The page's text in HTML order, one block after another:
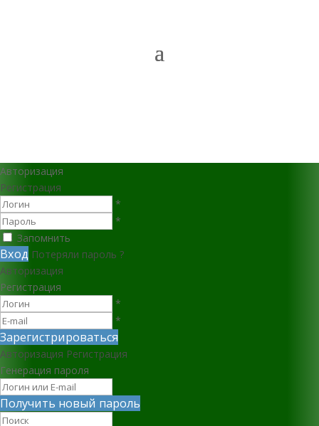
Авторизация
Регистрация
*
*
Запомнить
Вход Потеряли пароль ?
Авторизация
Регистрация
*
*
Зарегистрироваться
Авторизация Регистрация
Генерация пароля
Получить новый пароль